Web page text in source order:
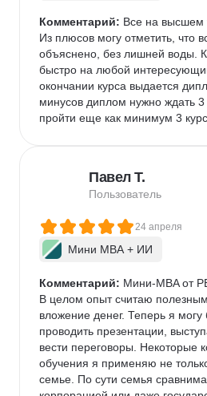
Комментарий: Все на высшем
Из плюсов могу отметить, что
объяснено, без лишней воды.
быстро на любой
окончании курса выдается
минусов диплом нужно ждать
пройти еще как минимум 3
Павел Т.
Пользователь
24 апреля
Мини MBA + ИИ
Комментарий: Мини-MBA от
В целом опыт считаю
вложение денег. Теперь я
проводить презентации,
вести переговоры. Некоторые
обучения я применяю не
семье. По сути семья